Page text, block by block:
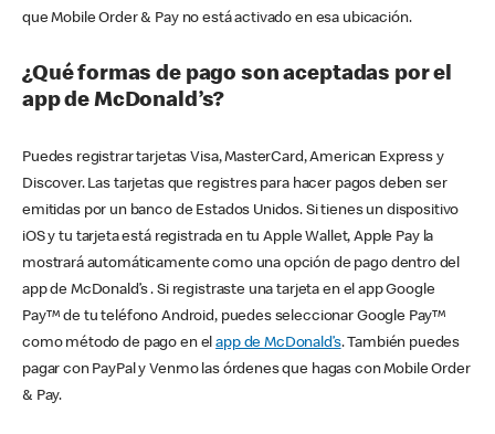
que Mobile Order & Pay no está activado en esa ubicación.
¿Qué formas de pago son aceptadas por el
app de McDonald’s?
Puedes registrar tarjetas Visa, MasterCard, American Express y
Discover. Las tarjetas que registres para hacer pagos deben ser
emitidas por un banco de Estados Unidos. Si tienes un dispositivo
iOS y tu tarjeta está registrada en tu Apple Wallet, Apple Pay la
mostrará automáticamente como una opción de pago dentro del
app de McDonald’s . Si registraste una tarjeta en el app Google
Pay™ de tu teléfono Android, puedes seleccionar Google Pay™
como método de pago en elapp de McDonald’s. También puedes
pagar con PayPal y Venmo las órdenes que hagas con Mobile Order
& Pay.